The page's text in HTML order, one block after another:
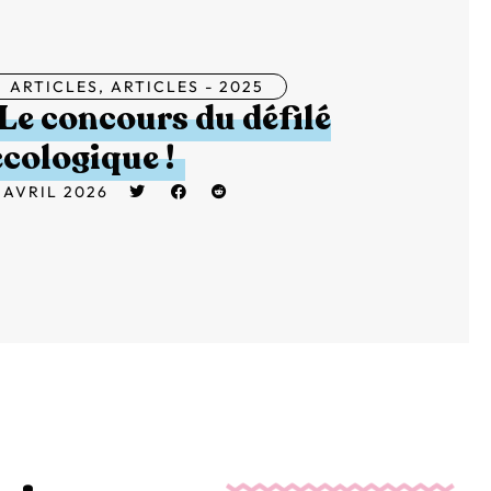
ARTICLES, ARTICLES - 2025
concours du défilé
!
2026